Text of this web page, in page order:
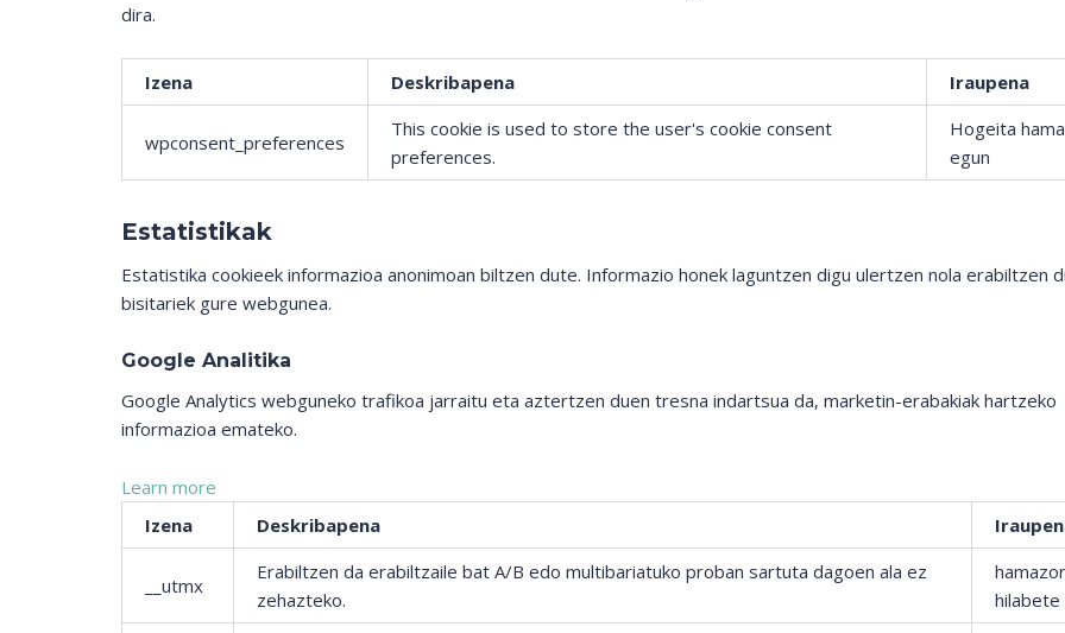
dira.
Izena Deskribapena Iraupena
wpconsent_preferences
This cookie is used to store the user's cookie consent
preferences.
Hogeita
egun
Estatistikak
Estatistika cookieek informazioa anonimoan biltzen dute. Informazio honek laguntzen digu ulertzen nola erabiltzen
bisitariek gure webgunea.
Google Analitika
Google Analytics webguneko trafikoa jarraitu eta aztertzen duen tresna indartsua da, marketin-erabakiak hartzeko
informazioa emateko.
Learn more
Izena
Deskribapena
__utmx
Erabiltzen da erabiltzaile bat A/B edo multibariatuko proban sartuta dagoen ala ez
zehazteko.
hilabete